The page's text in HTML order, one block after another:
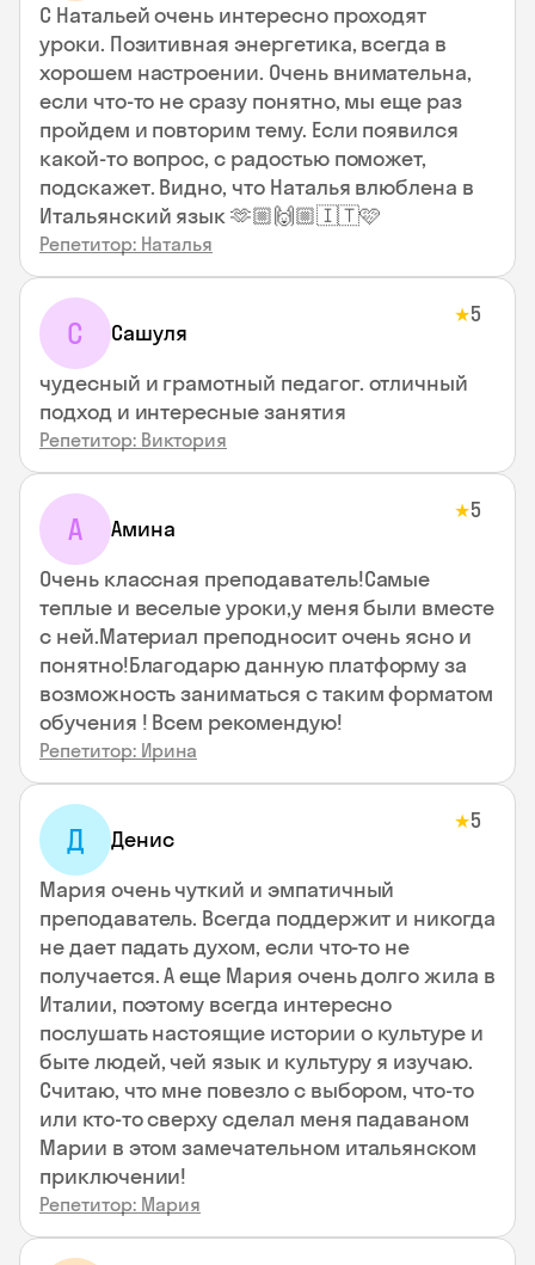
С Натальей очень интересно проходят
уроки. Позитивная энергетика, всегда в
хорошем настроении. Очень внимательна,
если что-то не сразу понятно, мы еще раз
пройдем и повторим тему. Если появился
какой-то вопрос, с радостью поможет,
подскажет. Видно, что Наталья влюблена в
Итальянский язык 🫶🏼🙌🏼🇮🇹🩷
Репетитор: Наталья
С Сашуля
★5
чудесный и грамотный педагог. отличный
подход и интересные занятия
Репетитор: Виктория
А Амина
★5
Очень классная преподаватель!Самые
теплые и веселые уроки,у меня были вместе
с ней.Материал преподносит очень ясно и
понятно!Благодарю данную платформу за
возможность заниматься с таким форматом
обучения ! Всем рекомендую!
Репетитор: Ирина
Д Денис
★5
Мария очень чуткий и эмпатичный
преподаватель. Всегда поддержит и никогда
не дает падать духом, если что-то не
получается. А еще Мария очень долго жила в
Италии, поэтому всегда интересно
послушать настоящие истории о культуре и
быте людей, чей язык и культуру я изучаю.
Считаю, что мне повезло с выбором, что-то
или кто-то сверху сделал меня падаваном
Марии в этом замечательном итальянском
приключении!
Репетитор: Мария